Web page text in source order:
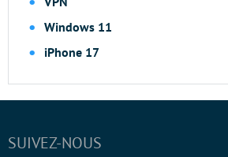
Windows 11
iPhone 17
SUIVEZ-NOUS